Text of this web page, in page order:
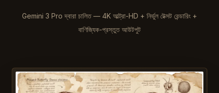
Gemini 3 Pro দ্বারা চালিত — 4K আল্ট্রা-HD + নির্ভুল টেক্সট রেন্ডারিং +
বাণিজ্যিক-প্রস্তুত আউটপুট